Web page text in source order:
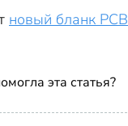
новый бланк РСВ
эта статья?